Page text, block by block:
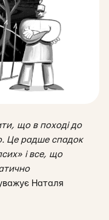
що в поході до
Це радше спадок
і все, що
Наталя